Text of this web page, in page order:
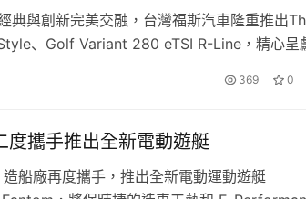
朋友，透過端午節文化為媒介，規劃「粽情
推桿等遊戲互動，邀請民眾跨族群組隊參與
典與創新完美交融，台灣福斯汽車隆重推出
、Golf Variant 280 eTSI R-Line，精心呈
智慧語音助理，更配備Park Assist Plus 進階
369 0
攜手推出全新電動遊艇
船廠再度攜手，推出全新電動運動遊艇